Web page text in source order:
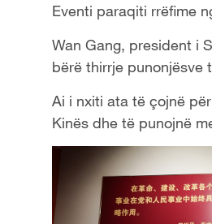
Eventi paraqiti rrëfime
Wan Gang, president i
bërë thirrje punonjësve
Ai i nxiti ata të çojnë
Kinës dhe të punojnë